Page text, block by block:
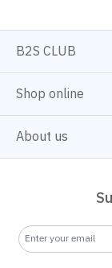
B2S CLUB
Shop online
About us